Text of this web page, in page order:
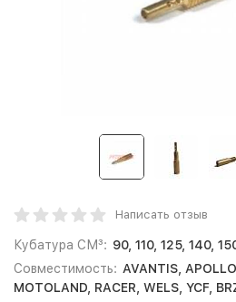
Написать отзыв
Кубатура СМ³: 90, 110, 125, 140,
Совместимость: AVANTIS,
MOTOLAND, RACER, WELS, YCF,